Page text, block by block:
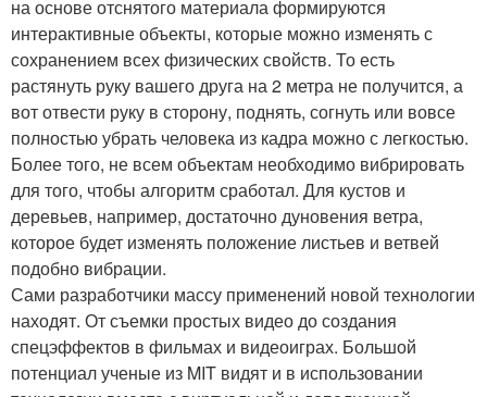
на основе отснятого материала формируются
интерактивные объекты, которые можно изменять с
сохранением всех физических свойств. То есть
растянуть руку вашего друга на 2 метра не получится, а
вот отвести руку в сторону, поднять, согнуть или вовсе
полностью убрать человека из кадра можно с легкостью.
Более того, не всем объектам необходимо вибрировать
для того, чтобы алгоритм сработал. Для кустов и
деревьев, например, достаточно дуновения ветра,
которое будет изменять положение листьев и ветвей
подобно вибрации.
Сами разработчики массу применений новой технологии
находят. От съемки простых видео до создания
спецэффектов в фильмах и видеоиграх. Большой
потенциал ученые из MIT видят и в использовании